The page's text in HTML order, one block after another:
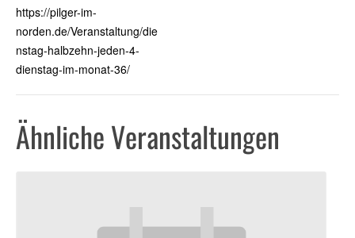
https://pilger-im-
norden.de/Veranstaltung/die
nstag-halbzehn-jeden-4-
dienstag-im-monat-36/
Ähnliche Veranstaltungen